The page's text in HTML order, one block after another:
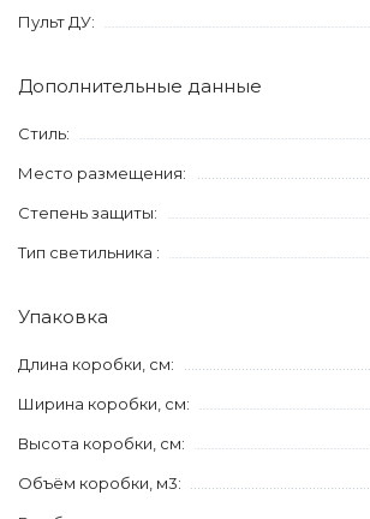
Пульт ДУ:
Дополнительные данные
Стиль:
Место размещения:
Степень защиты:
Тип светильника :
Упаковка
Длина коробки, см:
Ширина коробки, см:
Высота коробки, см:
Объём коробки, м3: